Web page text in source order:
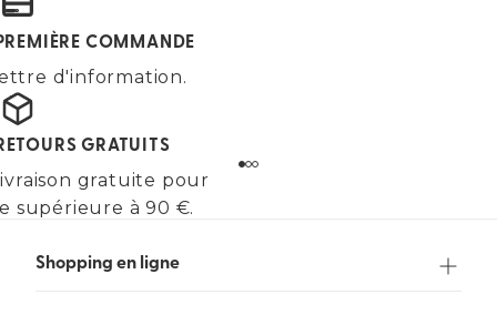
COMMANDE
d'information.
GRATUITS
gratuite pour
supérieure à 90 €.
Shopping en ligne